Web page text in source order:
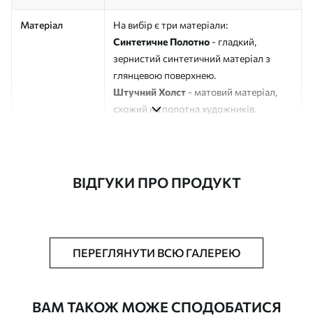
Матеріал
На вибір є три матеріали:
Синтетичне Полотно - гладкий,
зернистий синтетичний матеріал з
глянцевою поверхнею.
Штучний Холст - матовий матеріал,
схожий на полотна художників.
Додатково Можна додати лакове покриття.
ВІДГУКИ ПРО ПРОДУКТ
ПЕРЕГЛЯНУТИ ВСЮ ГАЛЕРЕЮ
ВАМ ТАКОЖ МОЖЕ СПОДОБАТИСЯ